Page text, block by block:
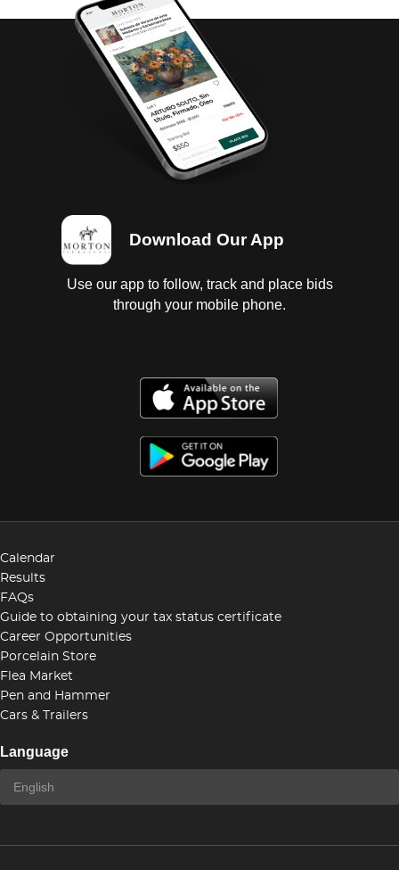
Download Our App
Use our app to follow, track and place bids
through your mobile phone.
Calendar
Results
FAQs
Guide to obtaining your tax status certificate
Career Opportunities
Porcelain Store
Flea Market
Pen and Hammer
Cars & Trailers
Language